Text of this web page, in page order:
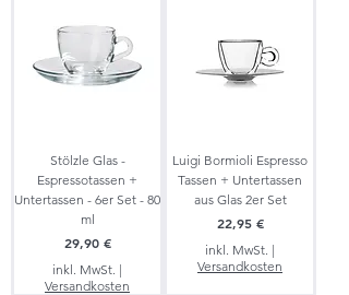
Stölzle Glas -
Espressotassen +
Untertassen - 6er Set - 80
ml
Preis
29,90 €
inkl. MwSt. |
Versandkosten
Luigi Bormioli Espresso
Tassen + Untertassen
aus Glas 2er Set
Preis
22,95 €
inkl. MwSt. |
Versandkosten